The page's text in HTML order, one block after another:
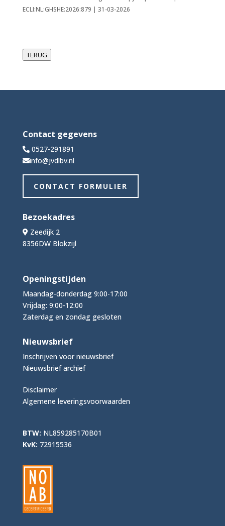
ECLI:NL:GHSHE:2026:879 | 31-03-2026
TERUG
Contact gegevens
0527-291891
info@jvdlbv.nl
CONTACT FORMULIER
Bezoekadres
Zeedijk 2
8356DW Blokzijl
Openingstijden
Maandag-donderdag 9:00-17:00
Vrijdag: 9:00-12:00
Zaterdag en zondag gesloten
Nieuwsbrief
Inschrijven voor nieuwsbrief
Nieuwsbrief archief
Disclaimer
Algemene leveringsvoorwaarden
BTW: NL859285170B01
KvK: 72915536